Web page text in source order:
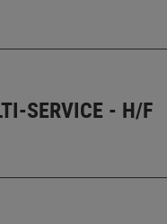
SERVICE - H/F